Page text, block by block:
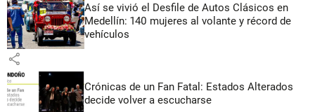
Así se vivió el Desfile de Autos Clásicos en
Medellín: 140 mujeres al volante y récord de
vehículos
share
Crónicas de un Fan Fatal: Estados Alterados
decide volver a escucharse